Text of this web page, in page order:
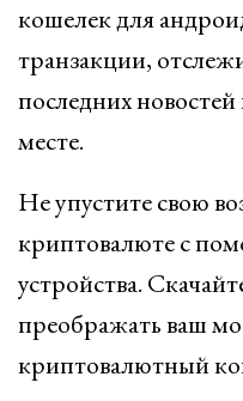
кошелек для
транзакции,
последних
месте.
Не упустите свою
криптовалюте с
устройства.
преображать ваш
криптовалютный